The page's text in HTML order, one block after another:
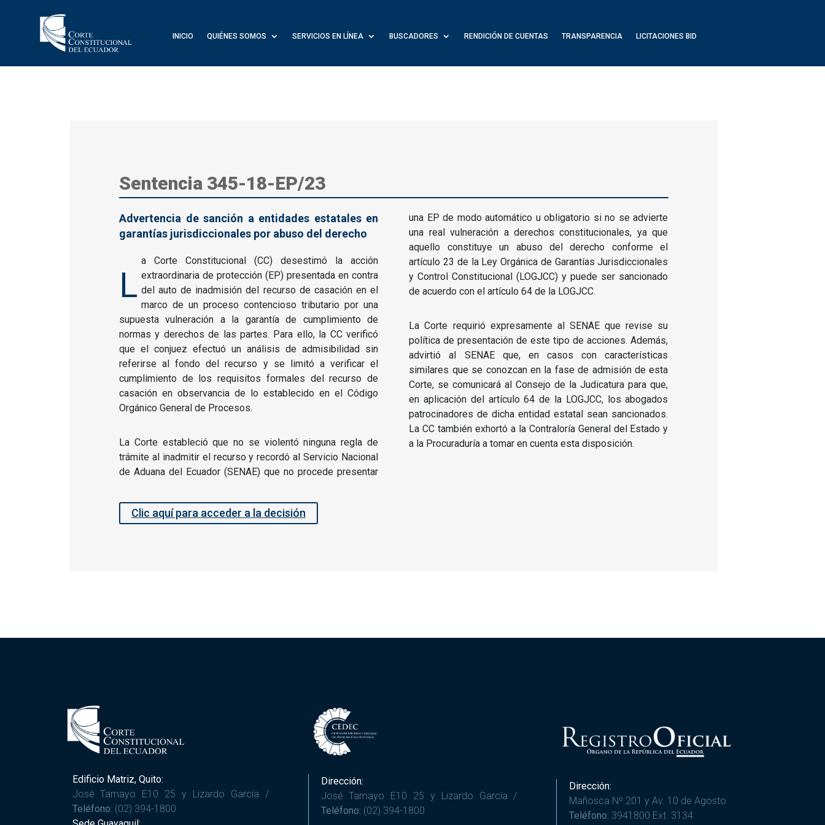
INICIO QUIÉNES SOMOS SERVICIOS EN LÍNEA BUSCADORES RENDICIÓN DE CUENTAS TRANSPARENCIA LICITACIONES BID
Sentencia 345-18-EP/23
Advertencia de sanción a entidades estatales en
garantías jurisdiccionales por abuso del derecho
L
a Corte Constitucional (CC) desestimó la acción
extraordinaria de protección (EP) presentada en contra
del auto de inadmisión del recurso de casación en el
marco de un proceso contencioso tributario por una
supuesta vulneración a la garantía de cumplimiento de
normas y derechos de las partes. Para ello, la CC verificó
que el conjuez efectuó un análisis de admisibilidad sin
referirse al fondo del recurso y se limitó a verificar el
cumplimiento de los requisitos formales del recurso de
casación en observancia de lo establecido en el Código
Orgánico General de Procesos.
La Corte estableció que no se violentó ninguna regla de
trámite al inadmitir el recurso y recordó al Servicio Nacional
de Aduana del Ecuador (SENAE) que no procede presentar
una EP de modo automático u obligatorio si no se advierte
una real vulneración a derechos constitucionales, ya que
aquello constituye un abuso del derecho conforme el
artículo 23 de la Ley Orgánica de Garantías Jurisdiccionales
y Control Constitucional (LOGJCC) y puede ser sancionado
de acuerdo con el artículo 64 de la LOGJCC.
La Corte requirió expresamente al SENAE que revise su
política de presentación de este tipo de acciones. Además,
advirtió al SENAE que, en casos con características
similares que se conozcan en la fase de admisión de esta
Corte, se comunicará al Consejo de la Judicatura para que,
en aplicación del artículo 64 de la LOGJCC, los abogados
patrocinadores de dicha entidad estatal sean sancionados.
La CC también exhortó a la Contraloría General del Estado y
a la Procuraduría a tomar en cuenta esta disposición.
Clic aquí para acceder a la decisión
Edificio Matriz, Quito:
José Tamayo E10 25 y Lizardo García /
Teléfono: (02) 394-1800
Dirección:
José Tamayo E10 25 y Lizardo García /
Teléfono: (02) 394-1800
Dirección:
Mañosca Nº 201 y Av. 10 de Agosto
Teléfono: 3941800 Ext. 3134